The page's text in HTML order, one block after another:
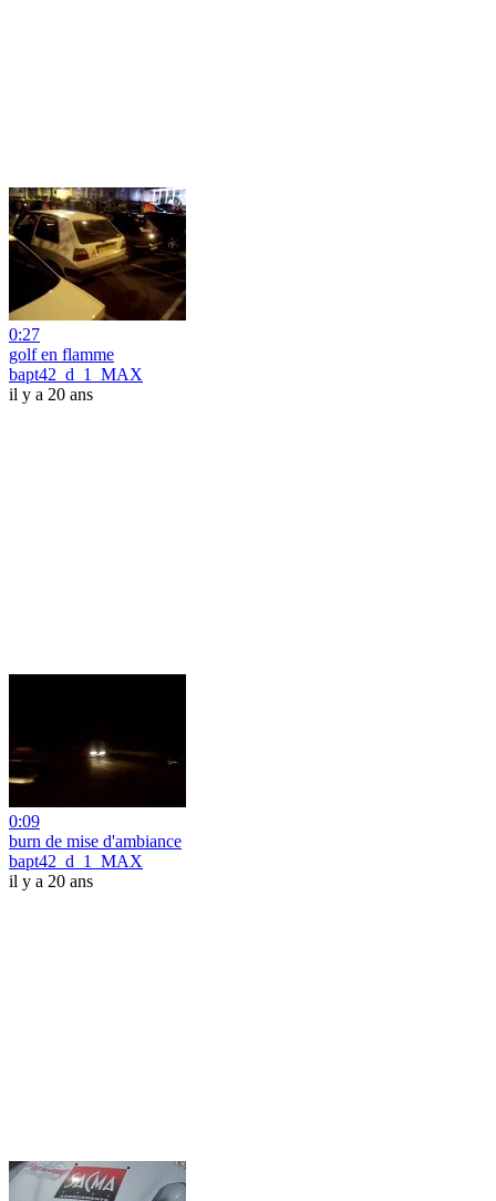
0:27
golf en flamme
bapt42_d_1_MAX
il y a 20 ans
0:09
burn de mise d'ambiance
bapt42_d_1_MAX
il y a 20 ans